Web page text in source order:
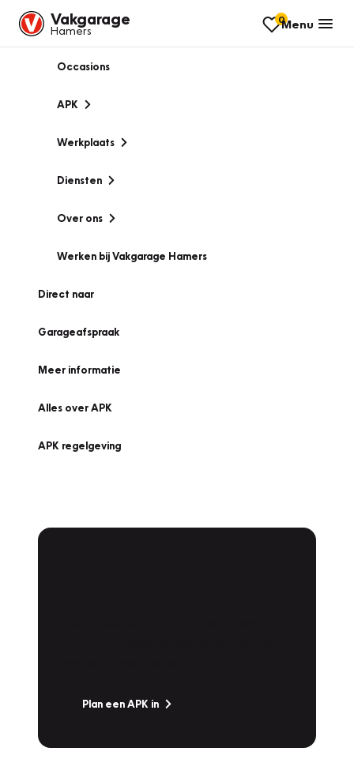
Vakgarage
Hamers
0Menu
Occasions
APK
Werkplaats
Diensten
Over ons
Werken bij Vakgarage Hamers
Direct naar
Garageafspraak
Meer informatie
Alles over APK
APK regelgeving
Plan een APK in